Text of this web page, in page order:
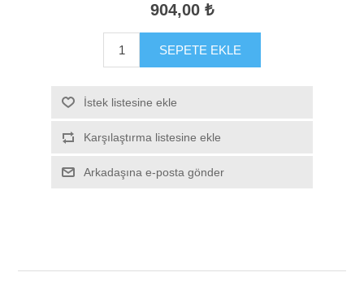
904,00 ₺
SEPETE EKLE
İstek listesine ekle
Karşılaştırma listesine ekle
Arkadaşına e-posta gönder